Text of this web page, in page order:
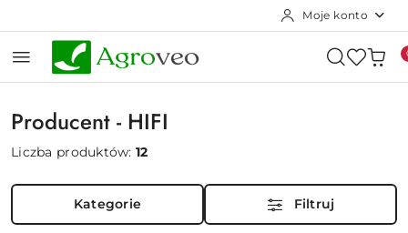
Moje konto
Producent - HIFI
Liczba produktów:12
Kategorie Filtruj